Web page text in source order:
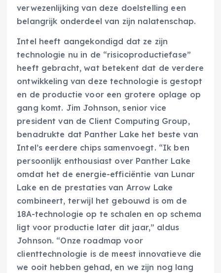
verwezenlijking van deze doelstelling een
belangrijk onderdeel van zijn nalatenschap.
Intel heeft aangekondigd dat ze zijn
technologie nu in de “risicoproductiefase”
heeft gebracht, wat betekent dat de verdere
ontwikkeling van deze technologie is gestopt
en de productie voor een grotere oplage op
gang komt. Jim Johnson, senior vice
president van de Client Computing Group,
benadrukte dat Panther Lake het beste van
Intel’s eerdere chips samenvoegt. “Ik ben
persoonlijk enthousiast over Panther Lake
omdat het de energie-efficiëntie van Lunar
Lake en de prestaties van Arrow Lake
combineert, terwijl het gebouwd is om de
18A-technologie op te schalen en op schema
ligt voor productie later dit jaar,” aldus
Johnson. “Onze roadmap voor
clienttechnologie is de meest innovatieve die
we ooit hebben gehad, en we zijn nog lang